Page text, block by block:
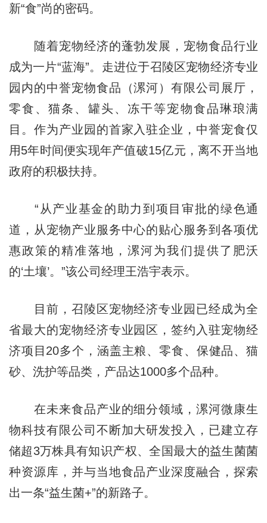
新“食”尚的密码。
随着宠物经济的蓬勃发展，宠物食品行业
成为一片“蓝海”。走进位于召陵区宠物经济专业
园内的中誉宠物食品（漯河）有限公司展厅，
零食、猫条、罐头、冻干等宠物食品琳琅满
目。作为产业园的首家入驻企业，中誉宠食仅
用5年时间便实现年产值破15亿元，离不开当地
政府的积极扶持。
“从产业基金的助力到项目审批的绿色通
道，从宠物产业服务中心的贴心服务到各项优
惠政策的精准落地，漯河为我们提供了肥沃
的‘土壤’。”该公司经理王浩宇表示。
目前，召陵区宠物经济专业园已经成为全
省最大的宠物经济专业园区，签约入驻宠物经
济项目20多个，涵盖主粮、零食、保健品、猫
砂、洗护等品类，产品达1000多个品种。
在未来食品产业的细分领域，漯河微康生
物科技有限公司不断加大研发投入，已建立存
储超3万株具有知识产权、全国最大的益生菌菌
种资源库，并与当地食品产业深度融合，探索
出一条“益生菌+”的新路子。